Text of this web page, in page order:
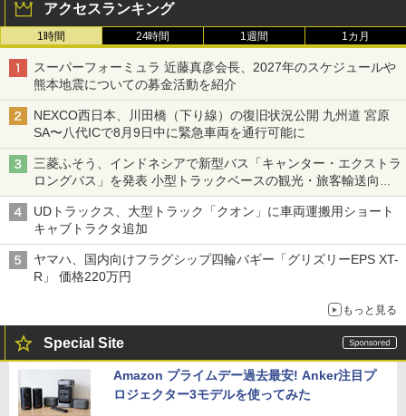
アクセスランキング
1時間 24時間 1週間 1カ月
スーパーフォーミュラ 近藤真彦会長、2027年のスケジュールや
熊本地震についての募金活動を紹介
NEXCO西日本、川田橋（下り線）の復旧状況公開 九州道 宮原
SA〜八代ICで8月9日中に緊急車両を通行可能に
三菱ふそう、インドネシアで新型バス「キャンター・エクストラ
ロングバス」を発表 小型トラックベースの観光・旅客輸送向け
バス
UDトラックス、大型トラック「クオン」に車両運搬用ショート
キャブトラクタ追加
ヤマハ、国内向けフラグシップ四輪バギー「グリズリーEPS XT-
R」 価格220万円
もっと見る
Special Site
Amazon プライムデー過去最安! Anker注目プ
ロジェクター3モデルを使ってみた